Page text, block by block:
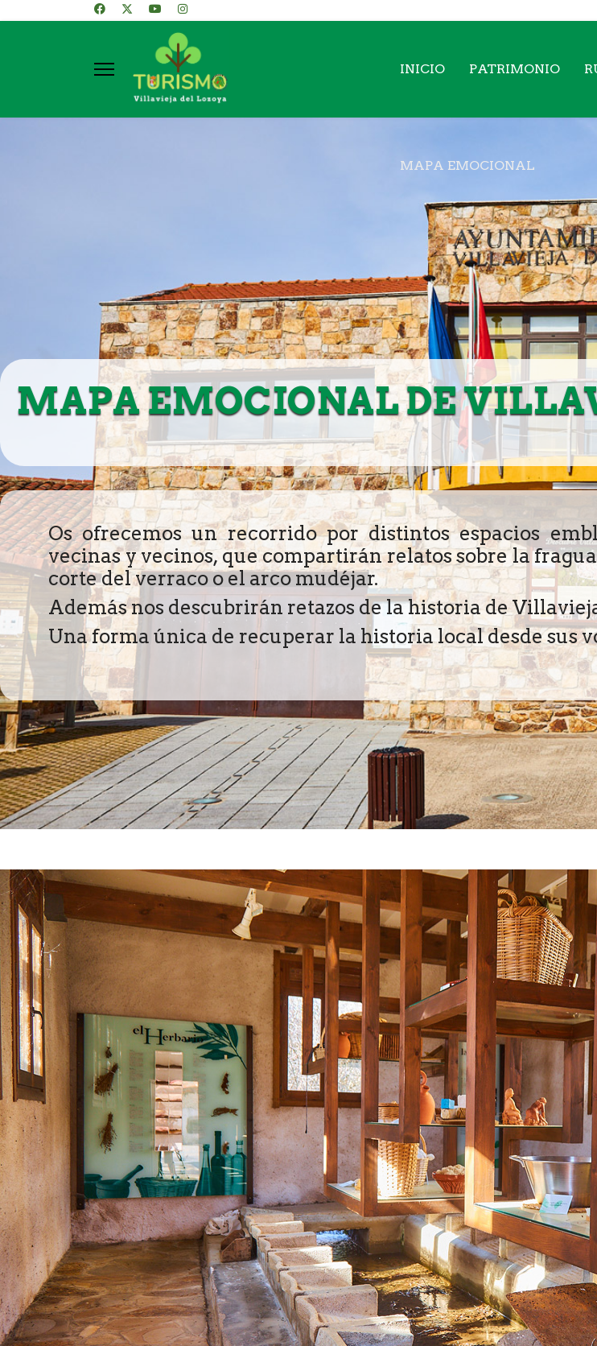
INICIO PATRIMONIO
MAPA EMOCIONAL
MAPA EMOCIONAL DE
Os ofrecemos un recorrido por distintos espacios
vecinas y vecinos, que compartirán relatos sobre la
corte del verraco o el arco mudéjar.
Además nos descubrirán retazos de la historia de
Una forma única de recuperar la historia local desde sus